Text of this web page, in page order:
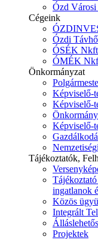
Ózd Városi
Cégeink
Ózdi
ÓSÉK
ÓMÉK
Önkormányzat
Képviselő-
Képviselő-
Képviselő-
Tájékoztatók,
ingatlanok
Közös
Integrált
Projektek